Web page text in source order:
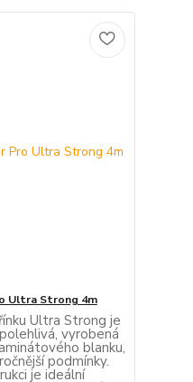
Ultra Strong 4m
Ultra Strong je
vyrobená
blanku,
podmínky.
je ideální